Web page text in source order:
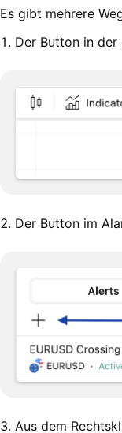
Es gibt mehrere
1. Der Button in
2. Der Button im
3. Aus dem